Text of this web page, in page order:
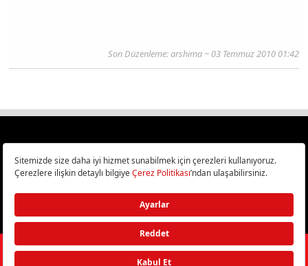
Son Düzenleme: arshima ~ 03 Temmuz 2010 01:42
Türkiye
Bilişim ve Teknoloji Haberleri CHIP Online’da!
©2026Doğan Burda Dergi Yayıncılık ve Pazarlama A.Ş./ Tüm hakları